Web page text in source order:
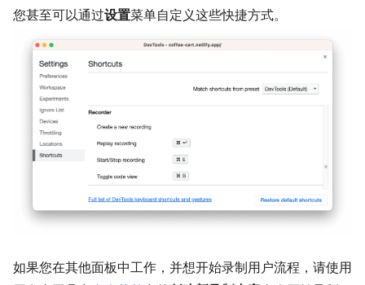
您甚至可以通过设置菜单自定义这些快捷方式。
如果您在其他面板中工作，并想开始录制用户流程，请使用